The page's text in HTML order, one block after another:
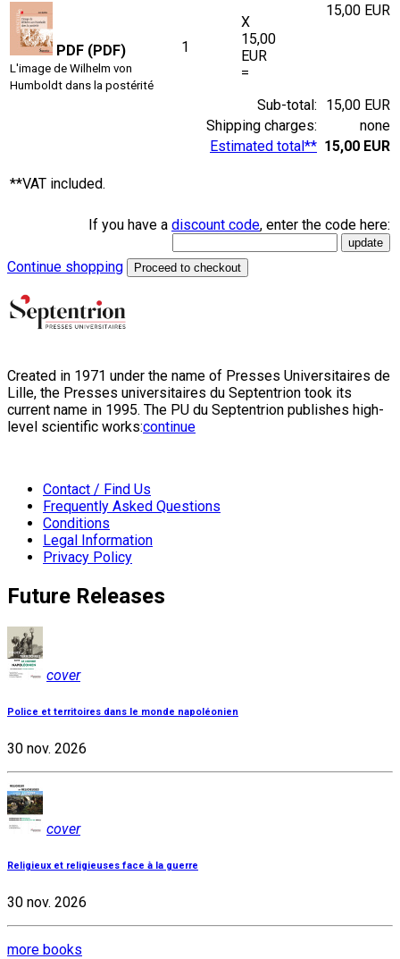
PDF (PDF)
L'image de Wilhelm von
Humboldt dans la postérité
1
X
15,00
EUR
=
15,00 EUR
Sub-total:
15,00 EUR
Shipping charges:
none
Estimated total** 15,00 EUR
**VAT included.
If you have a discount code, enter the code here:
Continue shopping Proceed to checkout
Created in 1971 under the name of Presses Universitaires de
Lille, the Presses universitaires du Septentrion took its
current name in 1995. The PU du Septentrion publishes high-
level scientific works:continue
Contact / Find Us
Frequently Asked Questions
Conditions
Legal Information
Privacy Policy
Future Releases
cover
Police et territoires dans le monde napoléonien
30 nov. 2026
cover
Religieux et religieuses face à la guerre
30 nov. 2026
more books